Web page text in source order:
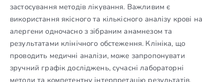
застосування методів лікування. Важливим є
використання якісного та кількісного аналізу крові на
алергени одночасно з зібраним анамнезом та
результатами клінічного обстеження. Клініка, що
проводить медичні аналізи, може запропонувати
зручний графік досліджень, сучасні лабораторні
методи та компетентну інтерпретацію результатів.